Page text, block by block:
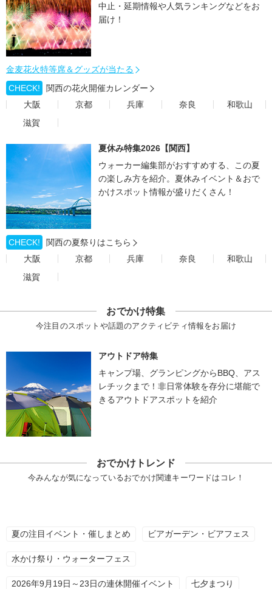
中止・延期情報や人気ランキングなどをお
届け！
金麦花火特等席＆グッズが当たる
CHECK!
関西の花火開催カレンダー
大阪
京都 兵庫 奈良
和歌山
滋賀
夏休み特集2026【関西】
ウォーカー編集部がおすすめする、この夏
の楽しみ方を紹介。夏休みイベント＆おで
かけスポット情報が盛りだくさん！
CHECK!
関西の夏祭りはこちら
大阪
京都 兵庫 奈良
和歌山
滋賀
おでかけ特集
今注目のスポットや話題のアクティビティ情報をお届け
アウトドア特集
キャンプ場、グランピングからBBQ、アス
レチックまで！非日常体験を存分に堪能で
きるアウトドアスポットを紹介
おでかけトレンド
今みんなが気になっているおでかけ関連キーワードはコレ！
夏の注目イベント・催しまとめ ビアガーデン・ビアフェス
水かけ祭り・ウォーターフェス
2026年9月19日～23日の連休開催イベント 七夕まつり